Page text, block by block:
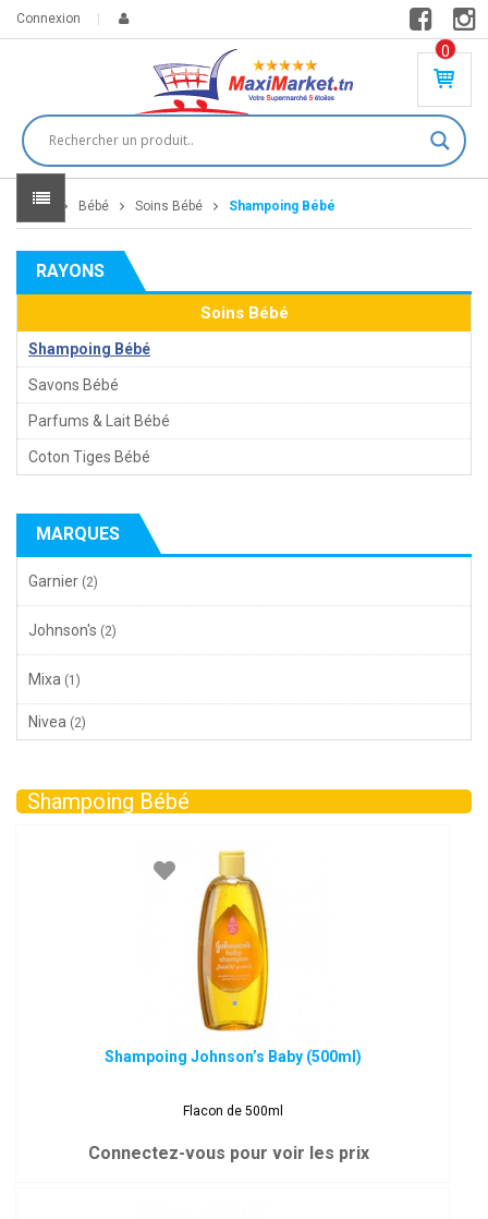
Connexion
0
PR
DU
IT(
S)
DT
Home Bébé Soins Bébé Shampoing Bébé
RAYONS
Soins Bébé
Shampoing Bébé
Savons Bébé
Parfums & Lait Bébé
Coton Tiges Bébé
MARQUES
Garnier (2)
Johnson's (2)
Mixa (1)
Nivea (2)
Shampoing Bébé
Shampoing Johnson’s Baby (500ml)
Flacon de 500ml
Connectez-vous pour voir les prix